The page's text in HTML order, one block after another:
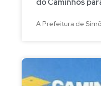
do Caminhos
A Prefeitura de